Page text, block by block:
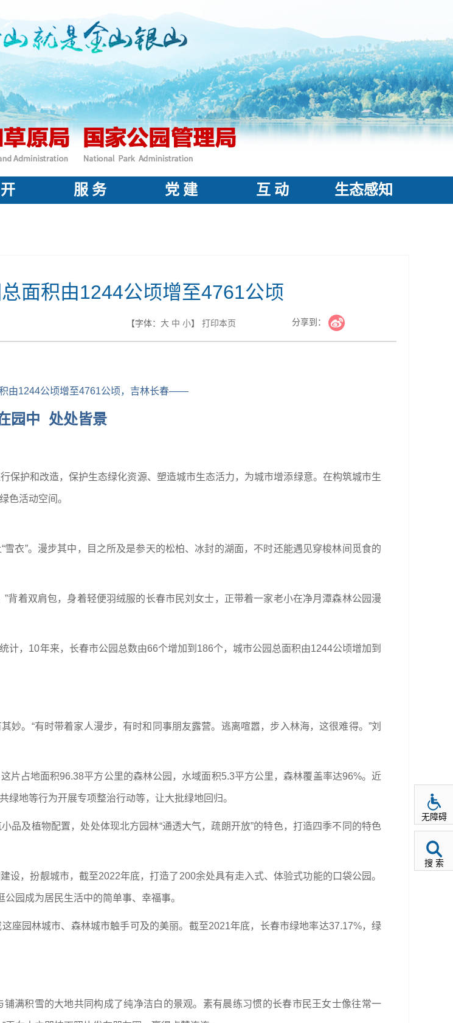
服 务 党 建 互 动 生态感知
面积由1244公顷增至4761公顷
【字体： 大 中 小】 打印本页 分享到：
由1244公顷增至4761公顷，吉林长春——
园中 处处皆景
保护和改造，保护生态绿化资源、塑造城市生态活力，为城市增添绿意。在构筑城市生
色活动空间。
衣”。漫步其中，目之所及是参天的松柏、冰封的湖面，不时还能遇见穿梭林间觅食的
背着双肩包，身着轻便羽绒服的长春市民刘女士，正带着一家老小在净月潭森林公园漫
计，10年来，长春市公园总数由66个增加到186个，城市公园总面积由1244公顷增加到
妙。“有时带着家人漫步，有时和同事朋友露营。逃离喧嚣，步入林海，这很难得。”刘
片占地面积96.38平方公里的森林公园，水域面积5.3平方公里，森林覆盖率达96%。近
地等行为开展专项整治行动等，让大批绿地回归。
品及植物配置，处处体现北方园林“通透大气，疏朗开放”的特色，打造四季不同的特色
设，扮靓城市，截至2022年底，打造了200余处具有走入式、体验式功能的口袋公园。
园成为居民生活中的简单事、幸福事。
座园林城市、森林城市触手可及的美丽。截至2021年底，长春市绿地率达37.17%，绿
满积雪的大地共同构成了纯净洁白的景观。素有晨练习惯的长春市民王女士像往常一
无障碍
搜 索